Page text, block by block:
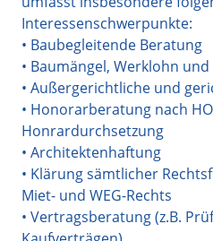
Interessenschwerpunkte:
• Baubegleitende Beratung
• Baumängel, Werklohn
• Außergerichtliche und
• Honorarberatung nach
Honrardurchsetzung
• Architektenhaftung
• Klärung sämtlicher
Miet- und WEG-Rechts
• Vertragsberatung (z.B.